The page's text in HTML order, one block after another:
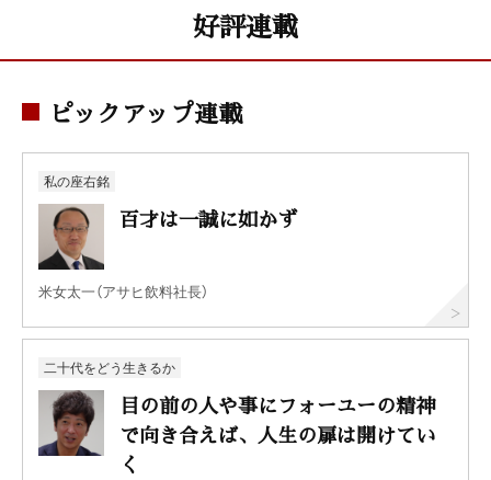
好評連載
ピックアップ連載
私の座右銘
百才は一誠に如かず
米女太一（アサヒ飲料社長）
二十代をどう生きるか
目の前の人や事にフォーユーの精神
で向き合えば、人生の扉は開けてい
く